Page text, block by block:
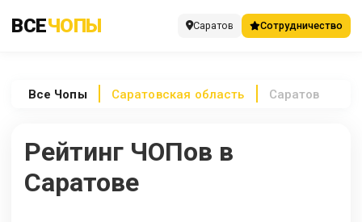
ВСЕЧОПЫ Саратов Сотрудничество
Все Чопы Саратовская область Саратов
Рейтинг ЧОПов в
Саратове